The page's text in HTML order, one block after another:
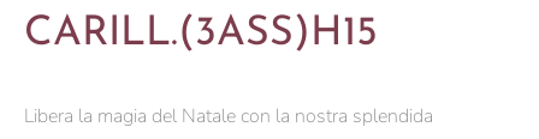
CARILL.(3ASS)H15
Libera la magia del Natale con la nostra splendida